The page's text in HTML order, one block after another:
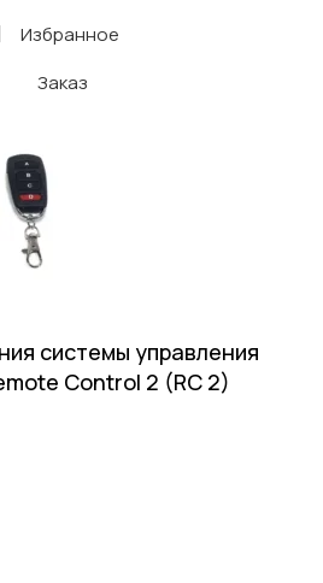
Избранное
Заказ
системы управления
Control 2 (RC 2)